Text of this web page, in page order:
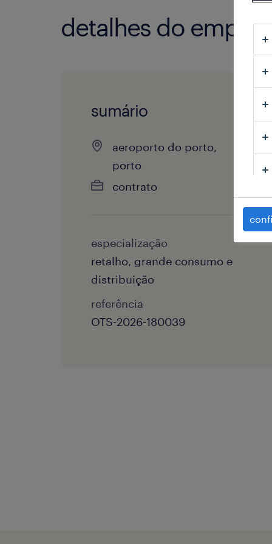
detalhes do
sumário
aeroporto do porto,
porto
contrato
especialização
retalho, grande consumo e
distribuição
referência
OTS-2026-180039